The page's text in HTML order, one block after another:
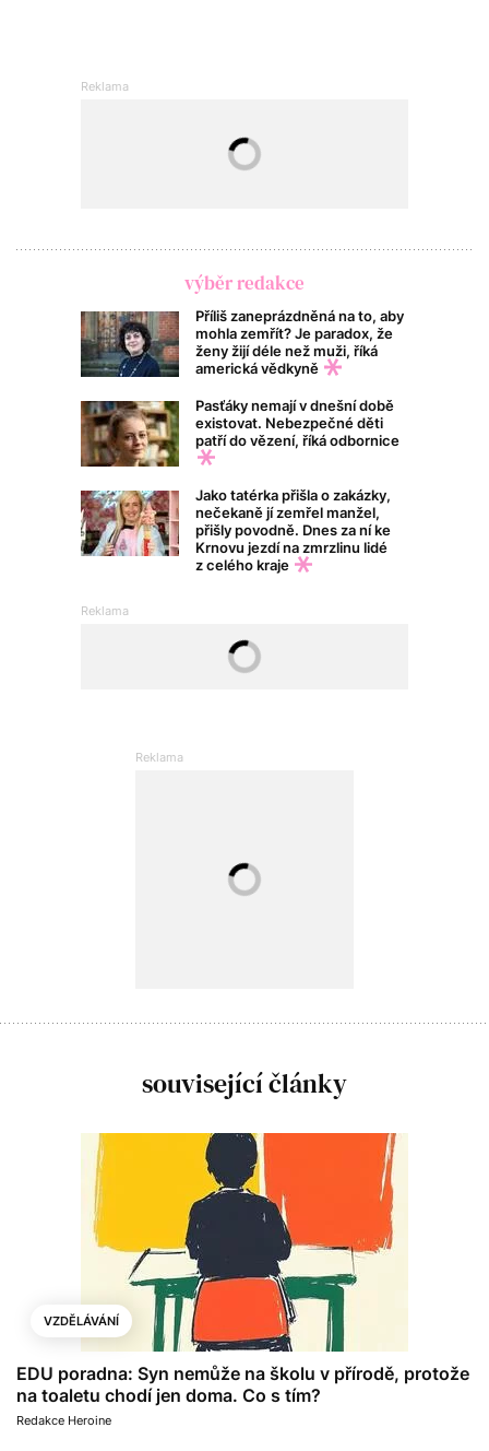
výběr redakce
Příliš zaneprázdněná na to, aby
mohla zemřít? Je paradox, že
ženy žijí déle než muži, říká
americká vědkyně
Pasťáky nemají v dnešní době
existovat. Nebezpečné děti
patří do vězení, říká odbornice
Jako tatérka přišla o zakázky,
nečekaně jí zemřel manžel,
přišly povodně. Dnes za ní ke
Krnovu jezdí na zmrzlinu lidé
z celého kraje
související články
VZDĚLÁVÁNÍ
EDU poradna: Syn nemůže na školu v přírodě, protože
na toaletu chodí jen doma. Co s tím?
Redakce Heroine